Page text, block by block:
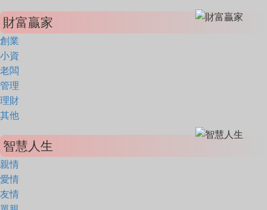
財富贏家
創業
小資
老闆
管理
理財
其他
智慧人生
親情
愛情
友情